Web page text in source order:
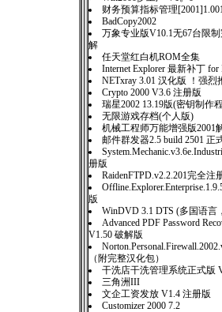
财务预算指标管理
BadCopy2002
万象专业版V10.1无67台限
解
任天堂红白机ROM全集
Internet Explorer 最新补丁 for
NETxray 3.01 汉化版 ！强烈
Crypto 2000 V3.6 注册版
瑞星2002 13.19版(密钥制作
无限游戏存档(个人版)
机械工程师万能增强版2001
邮件群发器2.5 build 2501 正
册版
RaidenFTPD.v2.2.201完全注
版
WinDVD 3.1 DTS (多国语言
Advanced PDF Password
V1.50 破解版
（附完整汉化包）
干洗店干洗管理系统正式版
三角洲III
文企工资发放 V1.4 注册版
Customizer 2000 7.2